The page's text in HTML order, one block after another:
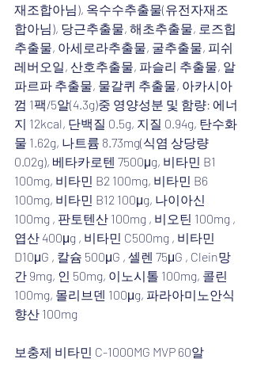
재조합아님), 옥수수추출물(유전자재조
합아님), 당근추출물, 해초추출물, 로즈힙
추출물, 아세로라추출물, 굴추출물, 피쉬
레버오일, 산호추출물, 파슬리 추출물, 알
파르파 추출물, 물갈퀴 추출물, 아카시아
껌 1팩/5알(4.3g)중 영양성분 및 함량: 에너
지 12kcal, 단백질 0.5g, 지질 0.94g, 탄수화
물 1.62g, 나트륨 8.73mg(식염 상당량
0.02g), 베타카로텐 7500μg, 비타민 B1
100mg, 비타민 B2 100mg, 비타민 B6
100mg, 비타민 B12 100μg, 나이아신
100mg , 판토텐산 100mg , 비오틴 100mg ,
엽산 400μg , 비타민 C500mg , 비타민
D10μG , 칼슘 500μG , 셀렌 75μG , Clein망
간 9mg, 인 50mg, 이노시톨 100mg, 콜린
100mg, 몰리브덴 100μg, 파라아미노안식
향산 100mg
보충제 비타민 C-1000MG MVP 60알